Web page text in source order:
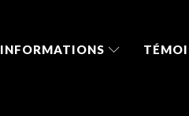
INFORMATIONS